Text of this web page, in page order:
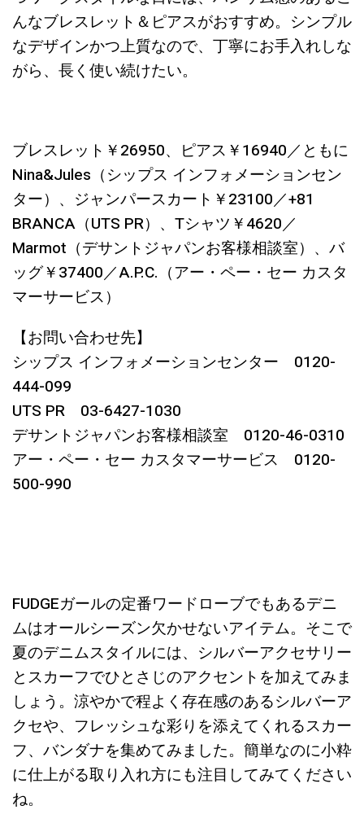
んなブレスレット＆ピアスがおすすめ。シンプル
なデザインかつ上質なので、丁寧にお手入れしな
がら、長く使い続けたい。
ブレスレット￥26950、ピアス￥16940／ともに
Nina&Jules（シップス インフォメーションセン
ター）、ジャンパースカート￥23100／+81
BRANCA（UTS PR）、Tシャツ￥4620／
Marmot（デサントジャパンお客様相談室）、バ
ッグ￥37400／A.P.C.（アー・ペー・セー カスタ
マーサービス）
【お問い合わせ先】
シップス インフォメーションセンター 0120-
444-099
UTS PR 03-6427-1030
デサントジャパンお客様相談室 0120-46-0310
アー・ペー・セー カスタマーサービス 0120-
500-990
FUDGEガールの定番ワードローブでもあるデニ
ムはオールシーズン欠かせないアイテム。そこで
夏のデニムスタイルには、シルバーアクセサリー
とスカーフでひとさじのアクセントを加えてみま
しょう。涼やかで程よく存在感のあるシルバーア
クセや、フレッシュな彩りを添えてくれるスカー
フ、バンダナを集めてみました。簡単なのに小粋
に仕上がる取り入れ方にも注目してみてください
ね。